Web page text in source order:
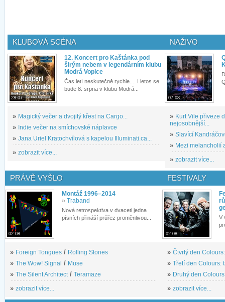
KLUBOVÁ SCÉNA
28.07.
12. Koncert pro Kaštánka pod
širým nebem v legendárním klubu
Modrá Vopice
Čas letí neskutečně rychle.... I letos se
bude 8. srpna v klubu Modrá...
» Magický večer a dvojitý křest na Cargo...
» Indie večer na smíchovské náplavce
» Jana Uriel Kratochvílová s kapelou Illuminati.ca...
» zobrazit více...
NAŽIVO
07.08.
» Kurt Vile přiveze
nejosobnější...
» Slavící
» Mezi melancholií
» zobrazit více...
PRÁVĚ VYŠLO
02.08.
Montáž 1996–2014
» Traband
Nová retrospektiva v dvaceti jedna
písních přináší průřez proměnlivou...
» Foreign Tongues / Rolling Stones
» The Wow! Signal / Muse
» The Silent Architect/ Teramaze
» zobrazit více...
FESTIVALY
02.08.
V
» Čtvrtý den
» Třetí den Colours:
» Druhý den
» zobrazit více...